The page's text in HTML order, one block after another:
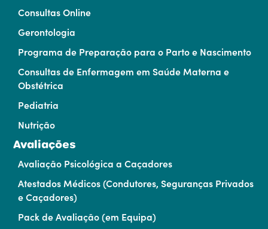
Consultas Online
Gerontologia
Programa de Preparação para o Parto e Nascimento
Consultas de Enfermagem em Saúde Materna e
Obstétrica
Pediatria
Nutrição
Avaliações
Avaliação Psicológica a Caçadores
Atestados Médicos (Condutores, Seguranças Privados
e Caçadores)
Pack de Avaliação (em Equipa)